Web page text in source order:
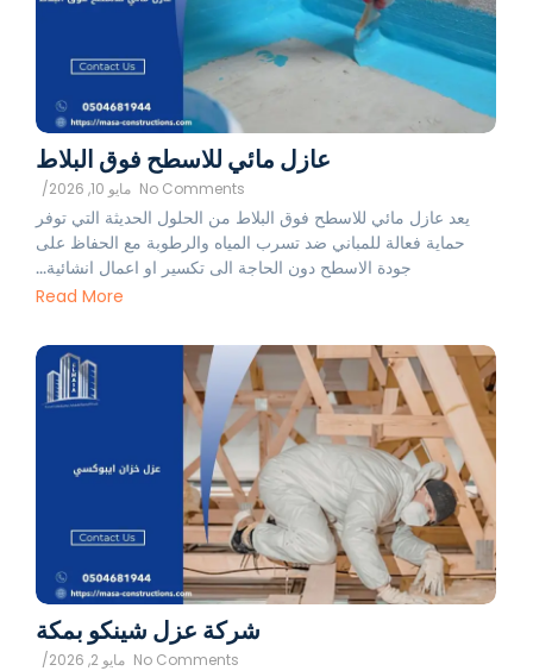
عازل مائي للاسطح فوق البلاط
مايو 10, 2026 / No Comments
يعد عازل مائي للاسطح فوق البلاط من الحلول الحديثة التي توفر
حماية فعالة للمباني ضد تسرب المياه والرطوبة مع الحفاظ على
جودة الاسطح دون الحاجة الى تكسير او اعمال انشائية...
Read More
شركة عزل شينكو بمكة
مايو 2, 2026 / No Comments